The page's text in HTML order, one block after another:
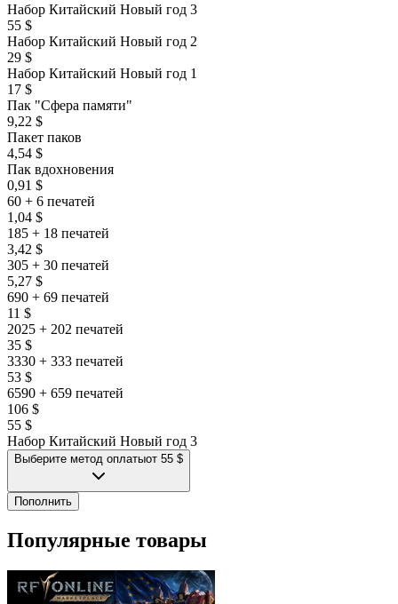
➡️ Оплачиваете заказ любым удобным способом
➡️ После оплаты заказ придет на ваш аккаунт в течении 10-60
минут
Набор Китайский Новый год 3
55 $
Набор Китайский Новый год 2
29 $
Набор Китайский Новый год 1
17 $
Пак "Сфера памяти"
9,22 $
Пакет паков
4,54 $
Пак вдохновения
0,91 $
60 + 6 печатей
1,04 $
185 + 18 печатей
3,42 $
305 + 30 печатей
5,27 $
690 + 69 печатей
11 $
2025 + 202 печатей
35 $
3330 + 333 печатей
53 $
6590 + 659 печатей
106 $
55 $
Набор Китайский Новый год 3
Выберите метод оплатыот 55 $
Пополнить
Популярные товары